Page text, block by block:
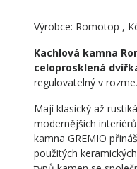
Výrobce: Romotop ,
Kachlová kamna
celoprosklená
regulovatelný v
Mají klasický až
modernějších
kamna GREMIO
použitých